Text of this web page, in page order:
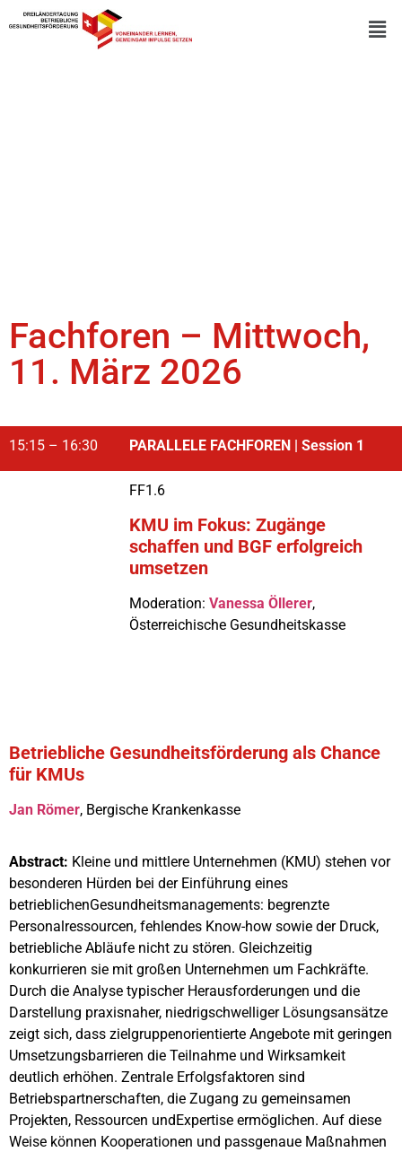
Fachforen – Mittwoch,
11. März 2026
15:15 – 16:30 PARALLELE FACHFOREN | Session 1
FF1.6
KMU im Fokus: Zugänge
schaffen und BGF erfolgreich
umsetzen
Moderation:Vanessa Öllerer,
Österreichische Gesundheitskasse
Betriebliche Gesundheitsförderung als Chance
für KMUs
Jan Römer, Bergische Krankenkasse
Abstract: Kleine und mittlere Unternehmen (KMU) stehen vor
besonderen Hürden bei der Einführung eines
betrieblichenGesundheitsmanagements: begrenzte
Personalressourcen, fehlendes Know-how sowie der Druck,
betriebliche Abläufe nicht zu stören. Gleichzeitig
konkurrieren sie mit großen Unternehmen um Fachkräfte.
Durch die Analyse typischer Herausforderungen und die
Darstellung praxisnaher, niedrigschwelliger Lösungsansätze
zeigt sich, dass zielgruppenorientierte Angebote mit geringen
Umsetzungsbarrieren die Teilnahme und Wirksamkeit
deutlich erhöhen. Zentrale Erfolgsfaktoren sind
Betriebspartnerschaften, die Zugang zu gemeinsamen
Projekten, Ressourcen undExpertise ermöglichen. Auf diese
Weise können Kooperationen und passgenaue Maßnahmen